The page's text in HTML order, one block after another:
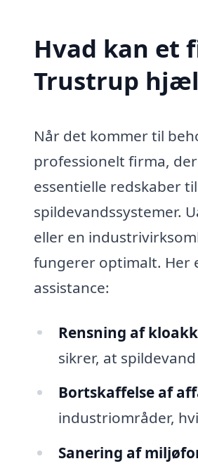
Hvad kan et
Trustrup
Når det kommer til
professionelt firma,
essentielle redskaber
spildevandssystemer.
eller en
fungerer optimalt. Her
assistance:
Rensning af
sikrer, at
Bortskaffelse af
industriområder,
Sanering af